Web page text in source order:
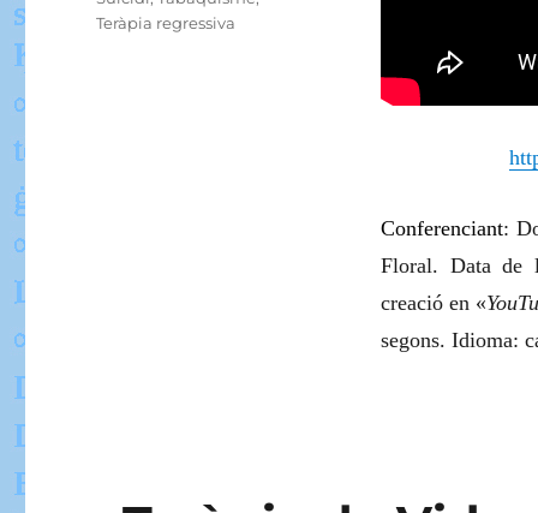
Conferenciant:
Floral. Data de
creació en «
segons. Idioma:
Teràpia regressiva